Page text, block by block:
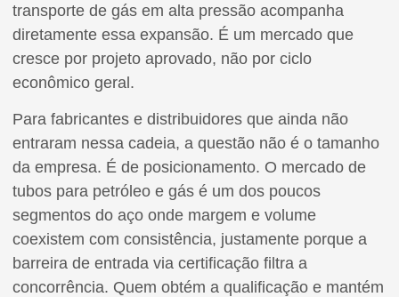
transporte de gás em alta pressão acompanha
diretamente essa expansão. É um mercado que
cresce por projeto aprovado, não por ciclo
econômico geral.
Para fabricantes e distribuidores que ainda não
entraram nessa cadeia, a questão não é o tamanho
da empresa. É de posicionamento. O mercado de
tubos para petróleo e gás é um dos poucos
segmentos do aço onde margem e volume
coexistem com consistência, justamente porque a
barreira de entrada via certificação filtra a
concorrência. Quem obtém a qualificação e mantém